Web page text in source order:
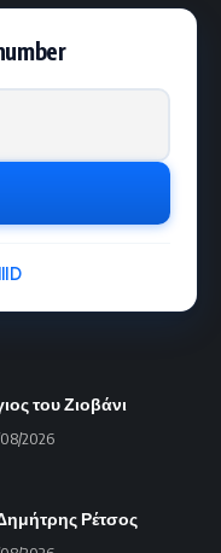
του Ζιοβάνι
2026
Ρέτσος